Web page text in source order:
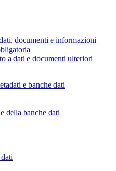
documenti e informazioni
a dati e documenti ulteriori
e banche dati
della banche dati